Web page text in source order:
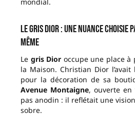
mondial.
Le gris Dior : une nuance
même
Le gris Dior occupe une place à
la Maison. Christian Dior
pour la décoration de sa
Avenue Montaigne, ouverte en
pas anodin : il reflétait une
sobre.